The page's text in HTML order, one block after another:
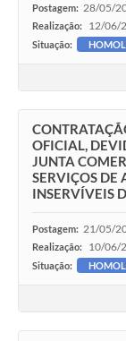
Postagem: 28/05/
Realização: 12/06/
Situação:
OFICIAL,
JUNTA
SERVIÇOS DE
INSERVÍVEIS
Postagem: 21/05/
Realização: 10/06/
Situação: